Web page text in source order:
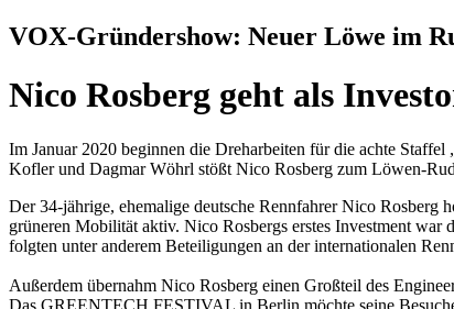
VOX-Gründershow: Neuer Löwe im
Nico Rosberg geht als
Im Januar 2020 beginnen die Dreharbeiten für die achte
Kofler und Dagmar Wöhrl stößt Nico Rosberg zum Löwen-
Der 34-jährige, ehemalige deutsche Rennfahrer Nico Rosberg
grüneren Mobilität aktiv. Nico Rosbergs erstes Investment
folgten unter anderem Beteiligungen an der internationalen
Außerdem übernahm Nico Rosberg einen Großteil des
Das GREENTECH FESTIVAL in Berlin möchte seine